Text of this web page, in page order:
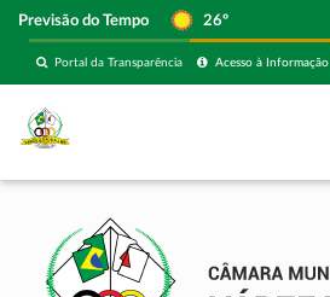
Previsão do Tempo 26º
Acesso à Informação
Portal da Transparência